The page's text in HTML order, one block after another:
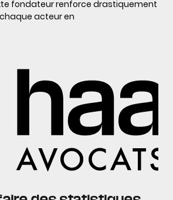
fondateur renforce drastiquement
acteur en